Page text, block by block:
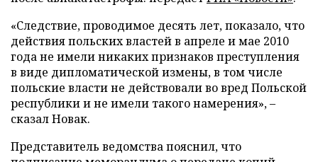
«Следствие, проводимое десять лет, показало, что
действия польских властей в апреле и мае 2010
года не имели никаких признаков преступления
в виде дипломатической измены, в том числе
польские власти не действовали во вред Польской
республики и не имели такого намерения», –
сказал Новак.
Представитель ведомства пояснил, что